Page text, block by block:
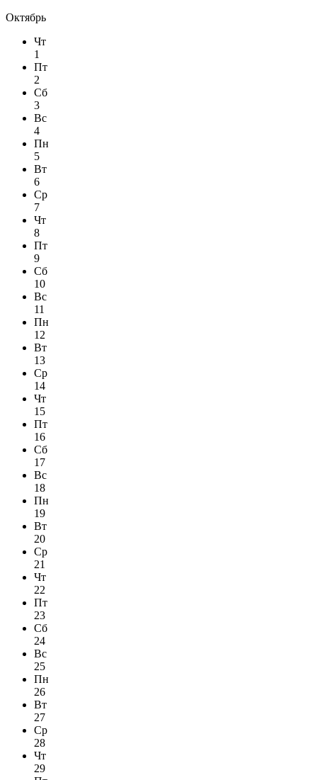
Октябрь
Чт
1
Пт
2
Сб
3
Вс
4
Пн
5
Вт
6
Ср
7
Чт
8
Пт
9
Сб
10
Вс
11
Пн
12
Вт
13
Ср
14
Чт
15
Пт
16
Сб
17
Вс
18
Пн
19
Вт
20
Ср
21
Чт
22
Пт
23
Сб
24
Вс
25
Пн
26
Вт
27
Ср
28
Чт
29